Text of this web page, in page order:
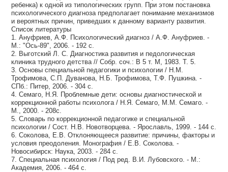
ребенка) к одной из типологических групп. При этом постановка
психологического диагноза предполагает понимание механизмов
и вероятных причин, приведших к данному варианту развития.
Список литературы
1. Ануфриев, А.Ф. Психологический диагноз / А.Ф. Ануфриев. -
М.: "Ось-89", 2006. - 192 с.
2. Выготский Л. С. Диагностика развития и педологическая
клиника трудного детства // Собр. соч.: В 5 т. М, 1983. Т. 5.
3. Основы специальной педагогики и психологии / Н.М.
Трофимова, С.П. Дуванова, Н.Б. Трофимова, Т.Ф. Пушкина. -
СПб.: Питер, 2006. - 304 с.
4. Семаго, Н.Я. Проблемные дети: основы диагностической и
коррекционной работы психолога / Н.Я. Семаго, М.М. Семаго. -
М., 2000. - 208с.
5. Словарь по коррекционной педагогике и специальной
психологии / Сост. Н.В. Новотворцева. - Ярославль, 1999. - 144 с.
6. Соколова, Е.В. Отклоняющееся развитие: причины, факторы и
условия преодоления. Монография / Е.В. Соколова. -
Новосибирск: Наука, 2003. - 284 с.
7. Специальная психология / Под ред. В.И. Лубовского. - М.:
Академия, 2006. - 464 с.